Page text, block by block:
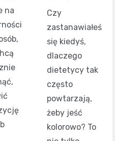
na
Czy
zastanawiałeś
się kiedyś,
dlaczego
dietetycy tak
często
powtarzają,
żeby jeść
kolorowo? To